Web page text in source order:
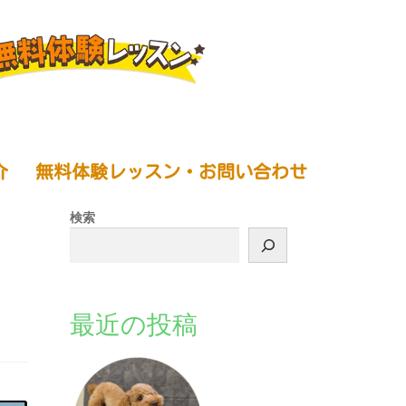
無料体験レッスン・お問い合わせ
検索
最近の投稿